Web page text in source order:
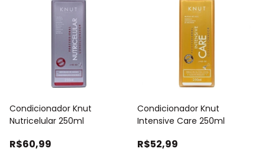
Condicionador Knut
Nutricelular 250ml
R$60,99
Condicionador Knut
Intensive Care 250ml
R$52,99